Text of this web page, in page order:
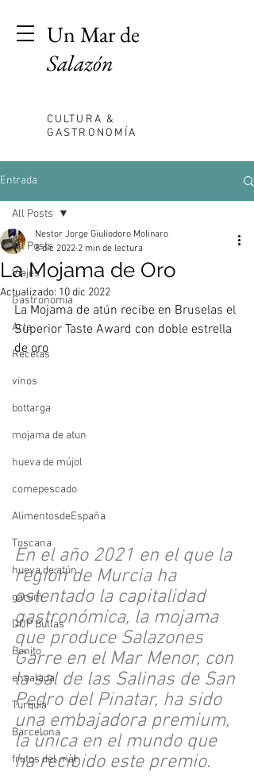
Un Mar de
Salazón
CULTURA &
GASTRONOMÍA
Entrada
All Posts
Viajes
Gastronomia
Arte
Recetas
vinos
bottarga
mojama de atun
hueva de mújol
comepescado
AlimentosdeEspaña
Toscana
hueva de atún
garum
DOP Bullas
Bonito
ensalada
Turquía
Barcelona
frutos del mar
All Posts
La Mojama de Oro
Nestor Jorge Giuliodoro Molinaro
8 dic 2022 2 min de lectura
Actualizado: 10 dic 2022
La Mojama de atún recibe en Bruselas el
Superior Taste Award con doble estrella
de oro
En el año 2021 en el que la
región de Murcia ha
ostentado la capitalidad
gastronómica, la mojama
que produce Salazones
Garre en el Mar Menor, con
la sal de las Salinas de San
Pedro del Pinatar, ha sido
una embajadora premium,
la única en el mundo que
ha recibido este premio.